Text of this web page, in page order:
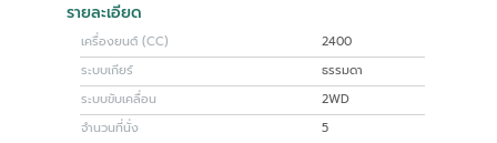
รายละเอียด
เครื่องยนต์ (CC)
2400
ระบบเกียร์
ธรรมดา
ระบบขับเคลื่อน
2WD
จำนวนที่นั่ง
5